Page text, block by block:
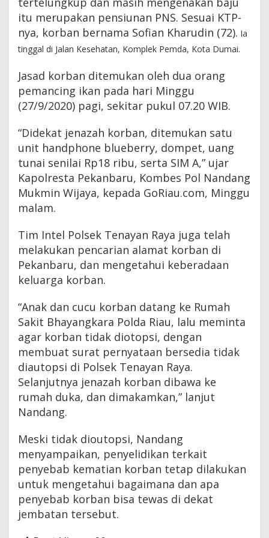
a
n
b
a
r
itu merupakan pensiunan PNS. Sesuai KTP-
nya, korban bernama Sofian Kharudin (72). Ia
tinggal di Jalan Kesehatan, Komplek Pemda, Kota Dumai.
Jasad korban ditemukan oleh dua orang
pemancing ikan pada hari Minggu
(27/9/2020) pagi, sekitar pukul 07.20 WIB.
“Didekat jenazah korban, ditemukan satu
unit handphone blueberry, dompet, uang
tunai senilai Rp18 ribu, serta SIM A,” ujar
Kapolresta Pekanbaru, Kombes Pol Nandang
Mukmin Wijaya, kepada GoRiau.com, Minggu
malam.
Tim Intel Polsek Tenayan Raya juga telah
melakukan pencarian alamat korban di
Pekanbaru, dan mengetahui keberadaan
keluarga korban.
“Anak dan cucu korban datang ke Rumah
Sakit Bhayangkara Polda Riau, lalu meminta
agar korban tidak diotopsi, dengan
membuat surat pernyataan bersedia tidak
diautopsi di Polsek Tenayan Raya.
Selanjutnya jenazah korban dibawa ke
rumah duka, dan dimakamkan,” lanjut
Nandang.
Meski tidak dioutopsi, Nandang
menyampaikan, penyelidikan terkait
penyebab kematian korban tetap dilakukan
untuk mengetahui bagaimana dan apa
penyebab korban bisa tewas di dekat
jembatan tersebut.